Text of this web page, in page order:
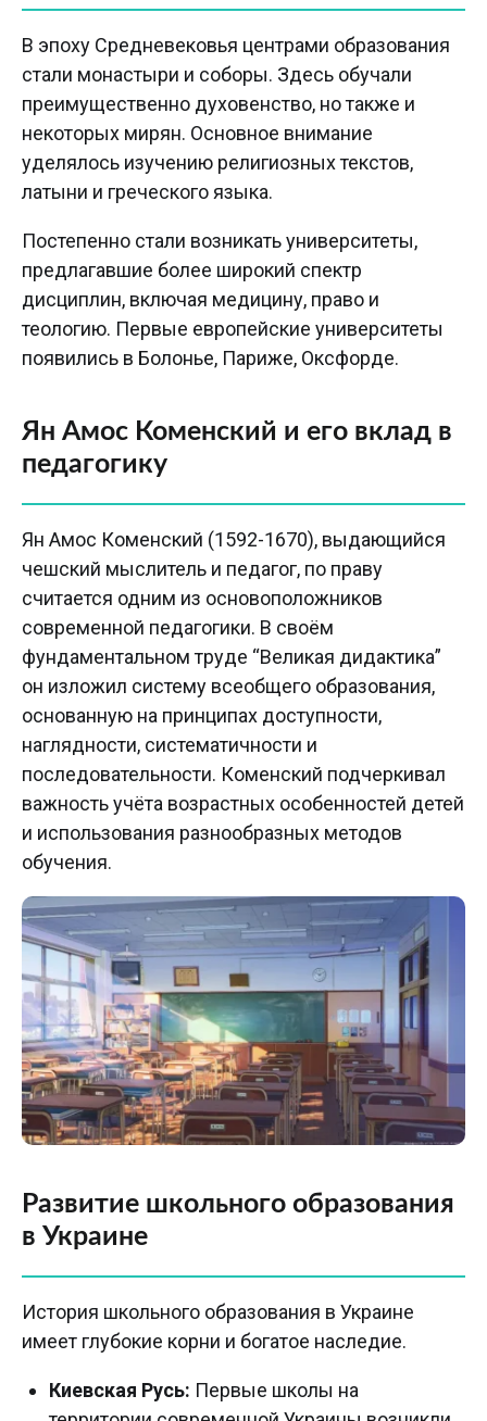
В эпоху Средневековья центрами образования
стали монастыри и соборы. Здесь обучали
преимущественно духовенство, но также и
некоторых мирян. Основное внимание
уделялось изучению религиозных текстов,
латыни и греческого языка.
Постепенно стали возникать университеты,
предлагавшие более широкий спектр
дисциплин, включая медицину, право и
теологию. Первые европейские университеты
появились в Болонье, Париже, Оксфорде.
Ян Амос Коменский и его вклад в
педагогику
Ян Амос Коменский (1592-1670), выдающийся
чешский мыслитель и педагог, по праву
считается одним из основоположников
современной педагогики. В своём
фундаментальном труде “Великая дидактика”
он изложил систему всеобщего образования,
основанную на принципах доступности,
наглядности, систематичности и
последовательности. Коменский подчеркивал
важность учёта возрастных особенностей детей
и использования разнообразных методов
обучения.
Развитие школьного образования
в Украине
История школьного образования в Украине
имеет глубокие корни и богатое наследие.
Киевская Русь: Первые школы на